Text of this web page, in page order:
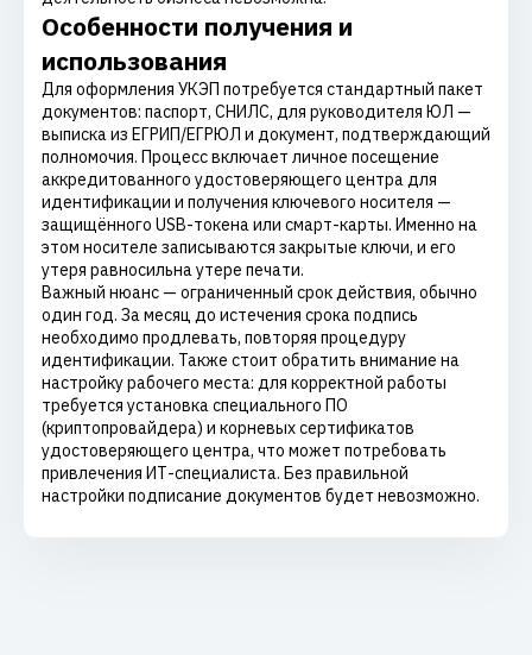
Особенности получения и
использования
Для оформления УКЭП потребуется стандартный пакет
документов: паспорт, СНИЛС, для руководителя ЮЛ —
выписка из ЕГРИП/ЕГРЮЛ и документ, подтверждающий
полномочия. Процесс включает личное посещение
аккредитованного удостоверяющего центра для
идентификации и получения ключевого носителя —
защищённого USB-токена или смарт-карты. Именно на
этом носителе записываются закрытые ключи, и его
утеря равносильна утере печати.
Важный нюанс — ограниченный срок действия, обычно
один год. За месяц до истечения срока подпись
необходимо продлевать, повторяя процедуру
идентификации. Также стоит обратить внимание на
настройку рабочего места: для корректной работы
требуется установка специального ПО
(криптопровайдера) и корневых сертификатов
удостоверяющего центра, что может потребовать
привлечения ИТ-специалиста. Без правильной
настройки подписание документов будет невозможно.